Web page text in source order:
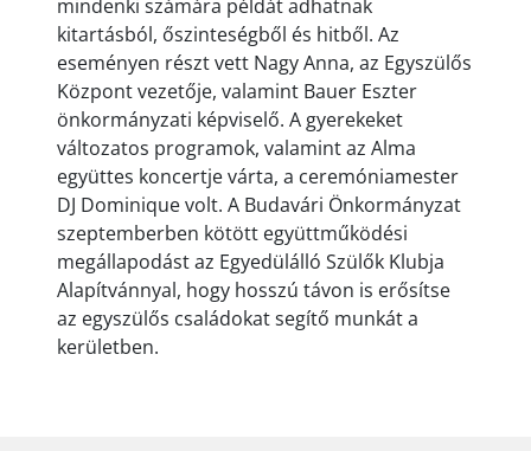
mindenki számára példát adhatnak
kitartásból, őszinteségből és hitből. Az
eseményen részt vett Nagy Anna, az Egyszülős
Központ vezetője, valamint Bauer Eszter
önkormányzati képviselő. A gyerekeket
változatos programok, valamint az Alma
együttes koncertje várta, a ceremóniamester
DJ Dominique volt. A Budavári Önkormányzat
szeptemberben kötött együttműködési
megállapodást az Egyedülálló Szülők Klubja
Alapítvánnyal, hogy hosszú távon is erősítse
az egyszülős családokat segítő munkát a
kerületben.